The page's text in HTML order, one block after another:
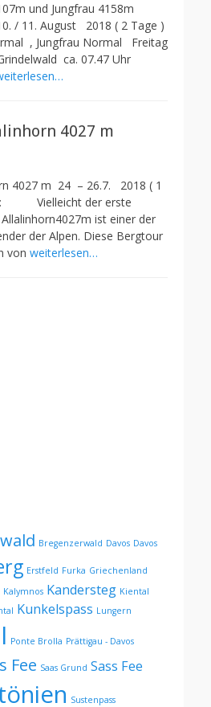
und Jungfrau 4158m
/ 11. August 2018 ( 2 Tage )
, Jungfrau Normal Freitag
ca. 07.47 Uhr
4027 m
4027 m 24 – 26.7. 2018 ( 1
Vielleicht der erste
ist einer der
der Alpen. Diese Bergtour
von weiterlesen…
Bregenzerwald Davos Davos
Erstfeld Furka Griechenland
Kalymnos Kandersteg Kiental
Kunkelspass Lungern
Ponte Brolla Prättigau - Davos
Fee Saas Grund Sass Fee
Sustenpass